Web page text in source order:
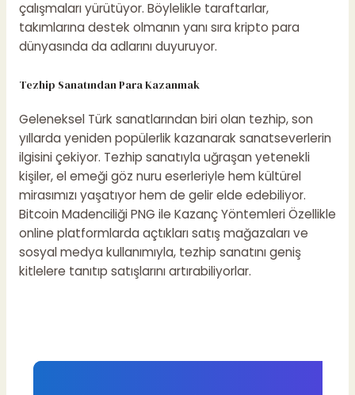
çalışmaları yürütüyor. Böylelikle taraftarlar,
takımlarına destek olmanın yanı sıra kripto para
dünyasında da adlarını duyuruyor.
Tezhip Sanatından Para Kazanmak
Geleneksel Türk sanatlarından biri olan tezhip, son
yıllarda yeniden popülerlik kazanarak sanatseverlerin
ilgisini çekiyor. Tezhip sanatıyla uğraşan yetenekli
kişiler, el emeği göz nuru eserleriyle hem kültürel
mirasımızı yaşatıyor hem de gelir elde edebiliyor.
Bitcoin Madenciliği PNG ile Kazanç YöntemleriÖzellikle
online platformlarda açtıkları satış mağazaları ve
sosyal medya kullanımıyla, tezhip sanatını geniş
kitlelere tanıtıp satışlarını artırabiliyorlar.